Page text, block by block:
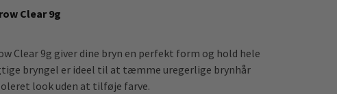
Clear 9g
Clear 9g giver dine bryn en perfekt form og hold hele
bryngel er ideel til at tæmme uregerlige brynhår
look uden at tilføje farve.